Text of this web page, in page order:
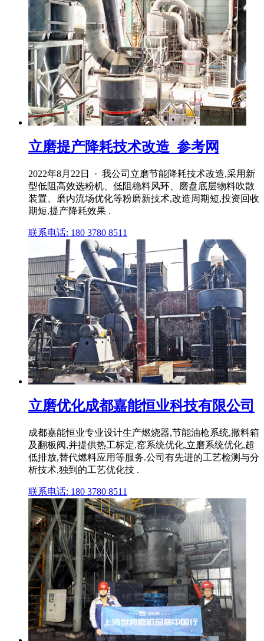
立磨提产降耗技术改造_参考网
2022年8月22日 · 我公司立磨节能降耗技术改造,采用新
型低阻高效选粉机、低阻稳料风环、磨盘底层物料吹散
装置、磨内流场优化等粉磨新技术,改造周期短,投资回收
期短,提产降耗效果 .
联系电话: 180 3780 8511
立磨优化成都嘉能恒业科技有限公司
成都嘉能恒业专业设计生产燃烧器,节能油枪系统,撒料箱
及翻板阀,并提供热工标定,窑系统优化,立磨系统优化,超
低排放,替代燃料应用等服务.公司有先进的工艺检测与分
析技术,独到的工艺优化技 .
联系电话: 180 3780 8511